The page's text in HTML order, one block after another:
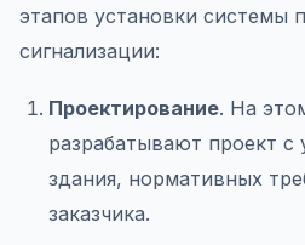
этапов установки системы
сигнализации:
Проектирование. На
разрабатывают проект с
здания, нормативных
заказчика.